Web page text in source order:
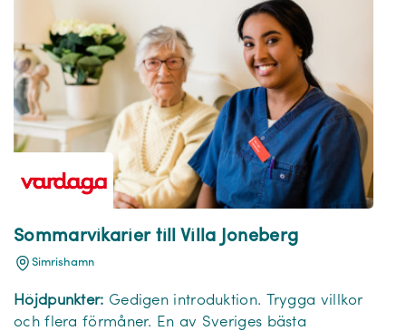
Sommarvikarier till Villa Joneberg
Simrishamn
Höjdpunkter: Gedigen introduktion. Trygga villkor
och flera förmåner. En av Sveriges bästa